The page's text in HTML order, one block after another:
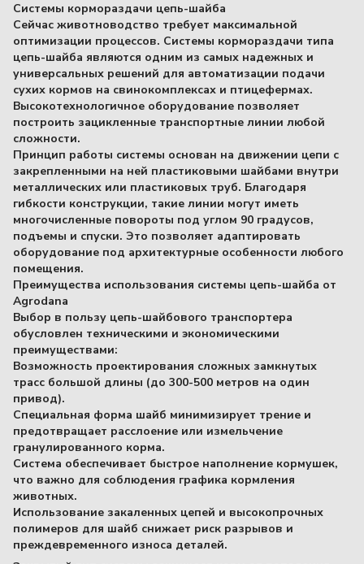
Системы кормораздачи цепь-шайба
Сейчас животноводство требует максимальной
оптимизации процессов. Системы кормораздачи типа
цепь-шайба являются одним из самых надежных и
универсальных решений для автоматизации подачи
сухих кормов на свинокомплексах и птицефермах.
Высокотехнологичное оборудование позволяет
построить зацикленные транспортные линии любой
сложности.
Принцип работы системы основан на движении цепи с
закрепленными на ней пластиковыми шайбами внутри
металлических или пластиковых труб. Благодаря
гибкости конструкции, такие линии могут иметь
многочисленные повороты под углом 90 градусов,
подъемы и спуски. Это позволяет адаптировать
оборудование под архитектурные особенности любого
помещения.
Преимущества использования системы цепь-шайба от
Agrodana
Выбор в пользу цепь-шайбового транспортера
обусловлен техническими и экономическими
преимуществами:
Возможность проектирования сложных замкнутых
трасс большой длины (до 300-500 метров на один
привод).
Специальная форма шайб минимизирует трение и
предотвращает расслоение или измельчение
гранулированного корма.
Система обеспечивает быстрое наполнение кормушек,
что важно для соблюдения графика кормления
животных.
Использование закаленных цепей и высокопрочных
полимеров для шайб снижает риск разрывов и
преждевременного износа деталей.